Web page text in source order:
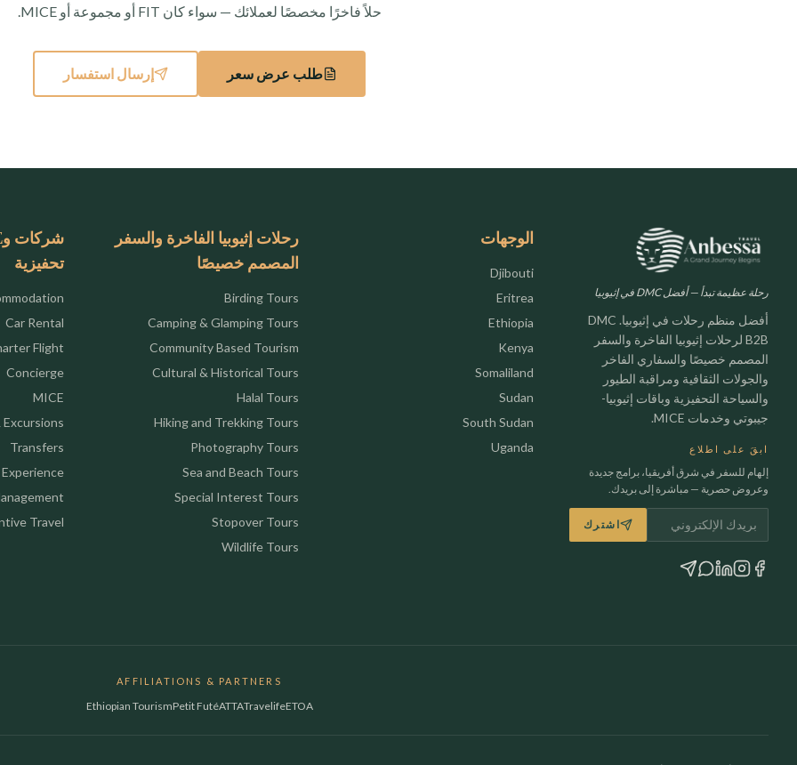
حلاً فاخرًا مخصصًا لعملائك — سواء كان FIT أو مجموعة أو MICE.
طلب عرض سعر إرسال استفسار
رحلة عظيمة تبدأ — أفضل DMC في إثيوبيا
أفضل منظم رحلات في إثيوبيا. DMC
B2B لرحلات إثيوبيا الفاخرة والسفر
المصمم خصيصًا والسفاري الفاخر
والجولات الثقافية ومراقبة الطيور
والسياحة التحفيزية وباقات إثيوبيا-
جيبوتي وخدمات MICE.
ابقَ على اطلاع
إلهام للسفر في شرق أفريقيا، برامج جديدة
وعروض حصرية — مباشرة إلى بريدك.
البريد الإلكتروني اشترك
الوجهات
Djibouti
Eritrea
Ethiopia
Kenya
Somaliland
Sudan
South Sudan
Uganda
رحلات إثيوبيا الفاخرة والسفر
المصمم خصيصًا
Birding Tours
Camping & Glamping Tours
Community Based Tourism
Cultural & Historical Tours
Halal Tours
Hiking and Trekking Tours
Photography Tours
Sea and Beach Tours
Special Interest Tours
Stopover Tours
Wildlife Tours
تحفيزية
Car Rental
Flight
Concierge
MICE
Transfers
Travel
AFFILIATIONS & PARTNERS
ETOA
Travelife
ATTA
Petit Futé
Ethiopian Tourism